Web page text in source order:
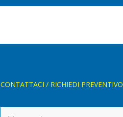
CONTATTACI / RICHIEDI PREVENTIVO